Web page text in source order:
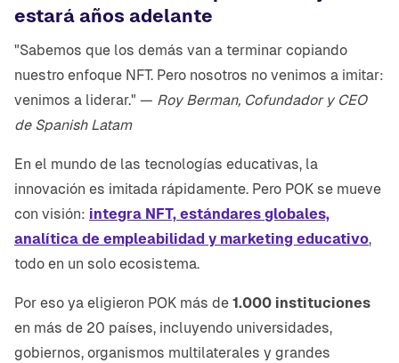
estará años adelante
"Sabemos que los demás van a terminar copiando
nuestro enfoque NFT. Pero nosotros no venimos a imitar:
venimos a liderar." — Roy Berman, Cofundador y CEO
de Spanish Latam
En el mundo de las tecnologías educativas, la
innovación es imitada rápidamente. Pero POK se mueve
con visión: integra NFT, estándares globales,
analítica de empleabilidad y marketing educativo,
todo en un solo ecosistema.
Por eso ya eligieron POK más de 1.000 instituciones
en más de 20 países, incluyendo universidades,
gobiernos, organismos multilaterales y grandes